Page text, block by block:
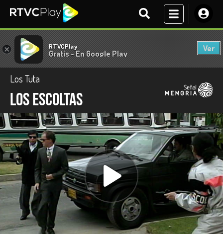
× RTVCPlay
Gratis - En Google Play
Ver
Los Tuta
Los escoltas